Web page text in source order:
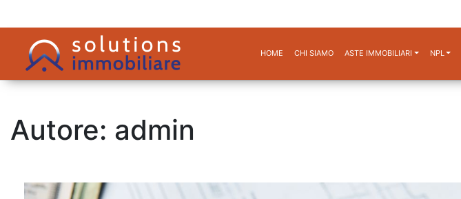
HOME CHI SIAMO ASTE IMMOBILIARI NPL
Autore: admin